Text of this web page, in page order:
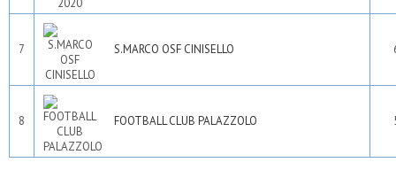
7 S.MARCO OSF CINISELLO
8 FOOTBALL CLUB PALAZZOLO